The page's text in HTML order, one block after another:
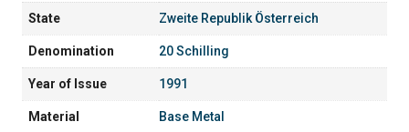
State Zweite Republik Österreich
Denomination 20 Schilling
Year of Issue 1991
Material Base Metal